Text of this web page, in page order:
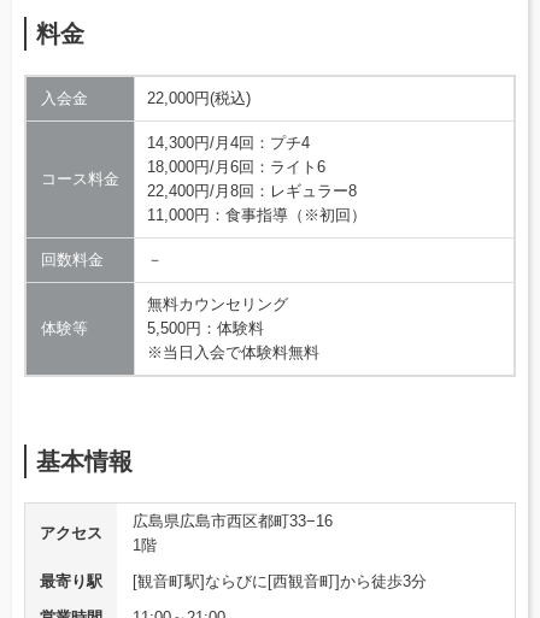
料金
入会金 22,000円(税込)
コース料金
14,300円/月4回：プチ4
18,000円/月6回：ライト6
22,400円/月8回：レギュラー8
11,000円：食事指導（※初回）
回数料金 －
体験等
無料カウンセリング
5,500円：体験料
※当日入会で体験料無料
基本情報
アクセス
広島県広島市西区都町33−16
1階
最寄り駅
[観音町駅]ならびに[西観音町]から徒歩3分